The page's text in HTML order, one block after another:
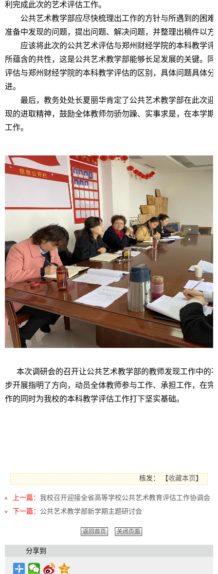
利完成此次的艺术评估工作。
公共艺术教学部应尽快梳理出工作的方针与所遇到的困
准备中发现的问题，提出问题、解决问题，并整理出稿件以方
应该将此次的公共艺术评估与郑州财经学院的本科教学
所蕴含的共性，这是公共艺术教学部能够长足发展的关键。
评估与郑州财经学院的本科教学评估的区别，具体问题具体
进。
最后，教务处处长夏丽华肯定了公共艺术教学部在此次
现的进取精神，鼓励全体教师勿骄勿躁、实事求是，在本学
工作。
本次调研会的召开让公共艺术教学部的教师发现工作中的
步开展指明了方向，动员全体教师参与工作、承担工作，在
作的同时为我校的本科教学评估工作
核发： 【收藏本页 】
上一篇： 我校召开迎接全省高等学校公共艺术教育评估工作协调会
下一篇： 公共艺术教学部新学期主题研讨会
返回首页 关闭页面
分享到